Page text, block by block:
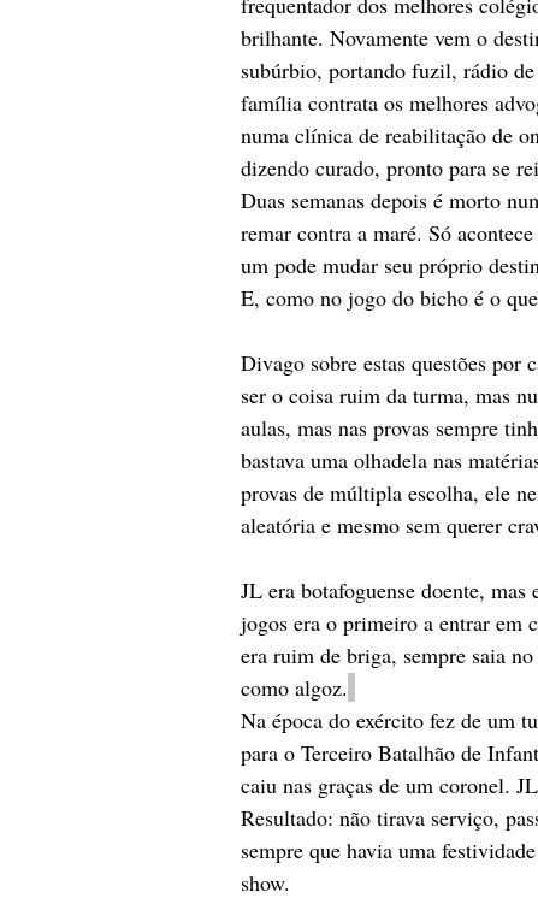
brilhante. Novamente vem o
subúrbio, portando fuzil, rádio
família contrata os melhores
numa clínica de reabilitação de
dizendo curado, pronto para se
Duas semanas depois é morto
remar contra a maré. Só
um pode mudar seu próprio
E, como no jogo do bicho é o
Divago sobre estas questões por
ser o coisa ruim da turma, mas
aulas, mas nas provas sempre
bastava uma olhadela nas
provas de múltipla escolha, ele
aleatória e mesmo sem querer
JL era botafoguense doente,
jogos era o primeiro a entrar em
era ruim de briga, sempre saia
como algoz.
Na época do exército fez de um
para o Terceiro Batalhão de
caiu nas graças de um coronel.
Resultado: não tirava serviço,
sempre que havia uma
show.